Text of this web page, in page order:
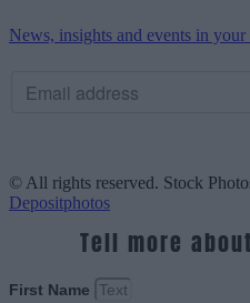
News, insights and events in
© All rights reserved. Stock
Depositphotos
Tell more
First Name